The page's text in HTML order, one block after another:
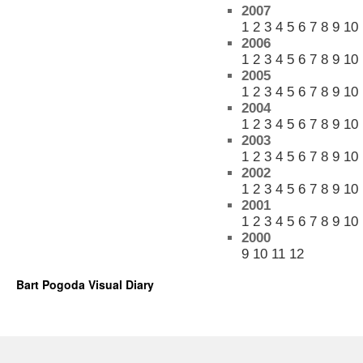
2007
1 2 3 4 5 6 7 8 9 10
2006
1 2 3 4 5 6 7 8 9 10
2005
1 2 3 4 5 6 7 8 9 10
2004
1 2 3 4 5 6 7 8 9 10
2003
1 2 3 4 5 6 7 8 9 10
2002
1 2 3 4 5 6 7 8 9 10
2001
1 2 3 4 5 6 7 8 9 10
2000
9 10 11 12
Bart Pogoda Visual Diary